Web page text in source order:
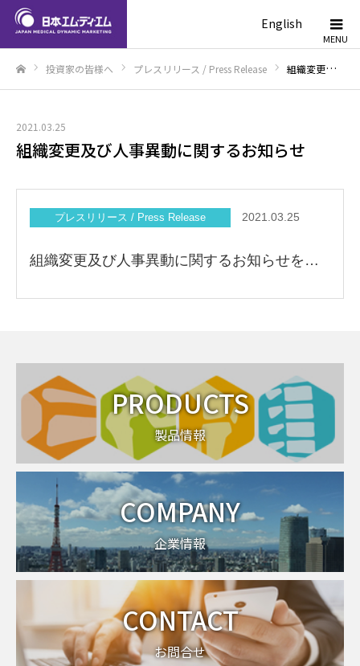
English
投資家の皆様へ プレスリリース / Press Release 組織変更及び人事異動に関するお知らせ
2021.03.25
組織変更及び人事異動に関するお知らせ
プレスリリース / Press Release 2021.03.25
組織変更及び人事異動に関するお知らせを掲載いたしました
PRODUCTS
製品情報
COMPANY
企業情報
CONTACT
お問合せ